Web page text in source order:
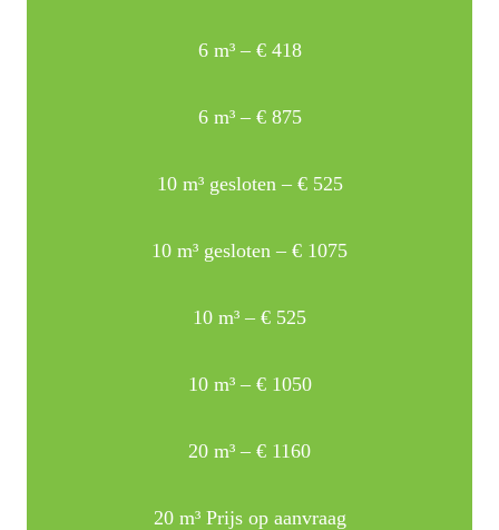
6 m³ – € 418
6 m³ – € 875
10 m³ gesloten – € 525
10 m³ gesloten – € 1075
10 m³ – € 525
10 m³ – € 1050
20 m³ – € 1160
20 m³ Prijs op aanvraag